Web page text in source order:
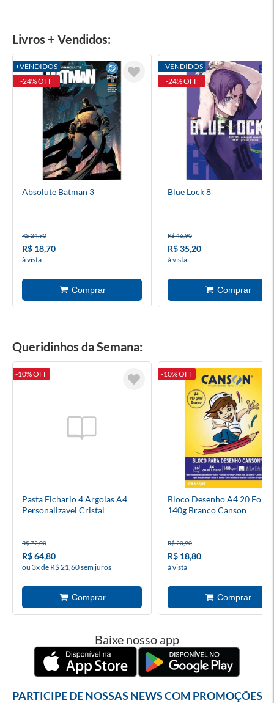
Livros + Vendidos:
+VENDIDOS
-24% OFF
Absolute Batman 3
R$ 24,90
R$ 18,70
à vista
+VENDIDOS
-24% OFF
Blue Lock 8
R$ 46,90
R$ 35,20
à vista
Queridinhos da Semana:
-10% OFF
Pasta Fichario 4 Argolas A4
Personalizavel Cristal
R$ 72,00
R$ 64,80
ou 3x de R$ 21,60 sem juros
-10% OFF
Bloco Desenho A4 20
140g Branco Canson
R$ 20,90
R$ 18,80
à vista
Baixe nosso app
PARTICIPE DE NOSSAS NEWS COM PROMOÇÕES